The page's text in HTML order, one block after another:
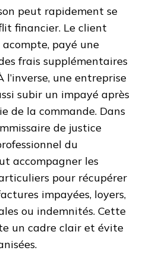
peut rapidement se
financier. Le client
payé une
frais supplémentaires
l’inverse, une entreprise
subir un impayé après
de la commande. Dans
de justice
du
accompagner les
pour récupérer
impayées, loyers,
ou indemnités. Cette
un cadre clair et évite